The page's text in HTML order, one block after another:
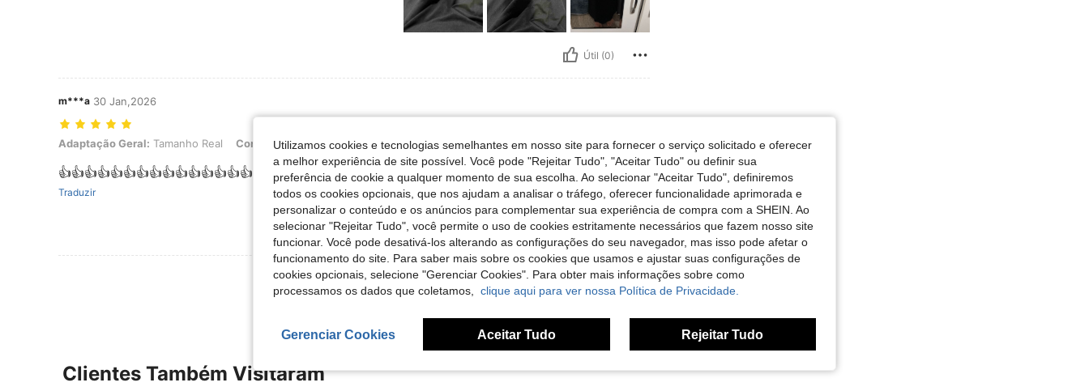
Útil (0)
m***a 30 Jan,2026
Adaptação Geral: Tamanho Real, Cor: Preto, Tamanho: M
Adaptação Geral: Tamanho Real Cor: Preto Tamanho:M
👍👍👍👍👍👍👍👍👍👍👍👍👍👍👍👍👍👍👍👍👍
Traduzir
Útil (0)
Ver Mais Avaliações
Clientes Também Visitaram
Utilizamos cookies e tecnologias semelhantes em nosso site para fornecer o serviço solicitado e oferecer
a melhor experiência de site possível. Você pode "Rejeitar Tudo", "Aceitar Tudo" ou definir sua
preferência de cookie a qualquer momento de sua escolha. Ao selecionar "Aceitar Tudo", definiremos
todos os cookies opcionais, que nos ajudam a analisar o tráfego, oferecer funcionalidade aprimorada e
personalizar o conteúdo e os anúncios para complementar sua experiência de compra com a SHEIN. Ao
selecionar "Rejeitar Tudo", você permite o uso de cookies estritamente necessários que fazem nosso site
funcionar. Você pode desativá-los alterando as configurações do seu navegador, mas isso pode afetar o
funcionamento do site. Para saber mais sobre os cookies que usamos e ajustar suas configurações de
cookies opcionais, selecione "Gerenciar Cookies". Para obter mais informações sobre como
processamos os dados que coletamos, clique aqui para ver nossa Política de Privacidade.
Gerenciar Cookies Aceitar Tudo Rejeitar Tudo